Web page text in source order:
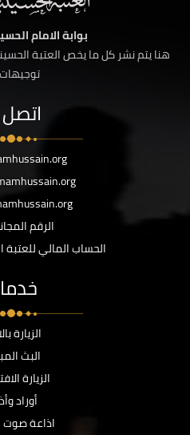
بوابة الامام
هنا يتم نشر كل ما يخص العتبة
اتصل
الرقم
الحساب المالي
الزيارة
البث
الزيارة
أوراد
اذاعة صوت